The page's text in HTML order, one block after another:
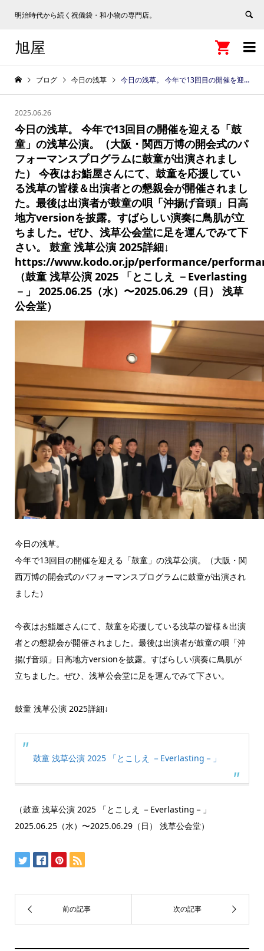
明治時代から続く祝儀袋・和小物の専門店。

旭屋 
ブログ 今日の浅草 今日の浅草。 今年で13回目の開催を迎える「鼓童」の浅草公演。（大阪・関西万博の開会式のパフォーマンスプログラムに鼓童が出演されました） 今夜はお鮨屋さんにて、鼓童を応援している浅草の皆様＆出演者との懇親会が開催されました。最後は出演者が鼓童の唄「沖揚げ音頭」日高地方versionを披露。すばらしい演奏に鳥肌が立ちました。ぜひ、浅草公会堂に足を運んでみて下さい。 鼓童 浅草公演 2025詳細↓ https://www.kodo.or.jp/performance/performance_kodo/51015 （鼓童 浅草公演 2025 「とこしえ －Everlasting－」 2025.06.25（水）〜2025.06.29（日） 浅草公会堂）
2025.06.26
今日の浅草。 今年で13回目の開催を迎える「鼓
童」の浅草公演。（大阪・関西万博の開会式のパ
フォーマンスプログラムに鼓童が出演されまし
た） 今夜はお鮨屋さんにて、鼓童を応援してい
る浅草の皆様＆出演者との懇親会が開催されまし
た。最後は出演者が鼓童の唄「沖揚げ音頭」日高
地方versionを披露。すばらしい演奏に鳥肌が立
ちました。ぜひ、浅草公会堂に足を運んでみて下
さい。 鼓童 浅草公演 2025詳細↓
https://www.kodo.or.jp/performance/
（鼓童 浅草公演 2025 「とこしえ －Everlasting
－」 2025.06.25（水）〜2025.06.29（日） 浅草
公会堂）
今日の浅草。
今年で13回目の開催を迎える「鼓童」の浅草公演。（大阪・関
西万博の開会式のパフォーマンスプログラムに鼓童が出演され
ました）
今夜はお鮨屋さんにて、鼓童を応援している浅草の皆様＆出演
者との懇親会が開催されました。最後は出演者が鼓童の唄「沖
揚げ音頭」日高地方versionを披露。すばらしい演奏に鳥肌が
立ちました。ぜひ、浅草公会堂に足を運んでみて下さい。
鼓童 浅草公演 2025詳細↓
鼓童 浅草公演 2025 「とこしえ －Everlasting－」
（鼓童 浅草公演 2025 「とこしえ －Everlasting－」
2025.06.25（水）〜2025.06.29（日） 浅草公会堂）